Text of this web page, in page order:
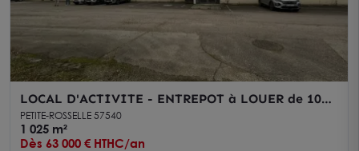
LOCAL D'ACTIVITE - ENTREPOT à LOUER de 1025
m²
PETITE-ROSSELLE 57540
1 025 m²
Dès 63 000 € HTHC/an